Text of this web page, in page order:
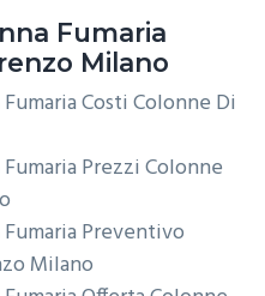
Fumaria
Milano
Costi Colonne Di
Prezzi Colonne
Fumaria Preventivo
Milano